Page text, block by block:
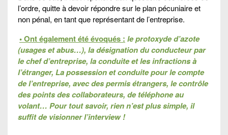
l’ordre, quitte à devoir répondre sur le plan pécuniaire et
non pénal, en tant que représentant de l’entreprise.
• Ont également été évoqués : le protoxyde d’azote
(usages et abus…), la désignation du conducteur par
le chef d’entreprise, la conduite et les infractions à
l’étranger, La possession et conduite pour le compte
de l’entreprise, avec des permis étrangers, le contrôle
des points des collaborateurs, de téléphone au
volant… Pour tout savoir, rien n’est plus simple, il
suffit de visionner l’interview !